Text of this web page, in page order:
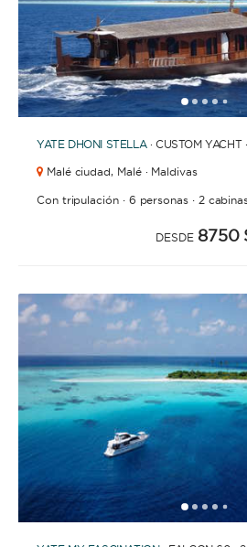
solo tengáis que preocuparos de
disfrutar las vacaciones. Añadir una
ayude en las tareas de limpieza y
también una opción muy
encargará de todas las tareas:
limpieza, elaboración de menus,
provisiones, cocina o incluso
Para que solo te tengas que
disfrutar.
12345 6
YATE DHONI STELLA· CUSTOM YACHT
Malé ciudad, Malé · Maldivas
Con tripulación· 6 personas· 2
DESDE 8750
12345